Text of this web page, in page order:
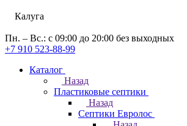
Калуга
Пн. – Вс.: с 09:00 до 20:00 без выходных
+7 910 523-88-99
Каталог
Назад
Пластиковые септики
Назад
Септики Евролос